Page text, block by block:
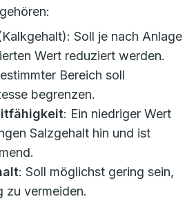
Soll je nach Anlage
Wert reduziert werden.
Bereich soll
begrenzen.
: Ein niedriger Wert
Salzgehalt hin und ist
: Soll möglichst gering sein,
zu vermeiden.